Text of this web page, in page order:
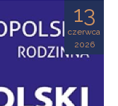
13
czerwca
2026